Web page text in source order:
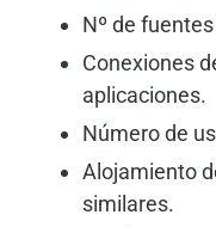
Nº de
Conexiones
aplicaciones.
Número de
Alojamiento
similares.